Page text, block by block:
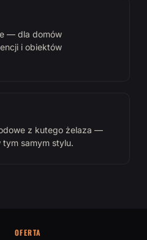
— dla domów
i obiektów
z kutego żelaza —
tym samym stylu.
OFERTA